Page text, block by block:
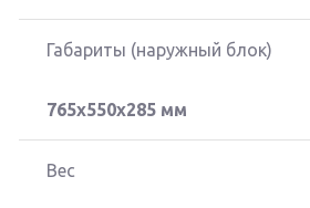
Габариты (наружный блок)
765x550x285 мм
Вес